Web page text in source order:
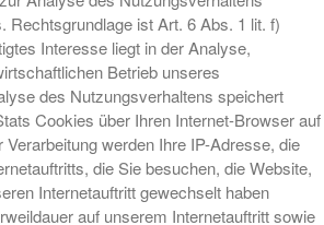
Rechtsgrundlage ist Art. 6 Abs. 1 lit. f)
Interesse liegt in der Analyse,
Betrieb unseres
des Nutzungsverhaltens speichert
Cookies über Ihren Internet-Browser auf
werden Ihre IP-Adresse, die
die Sie besuchen, die Website,
Internetauftritt gewechselt haben
auf unserem Internetauftritt sowie